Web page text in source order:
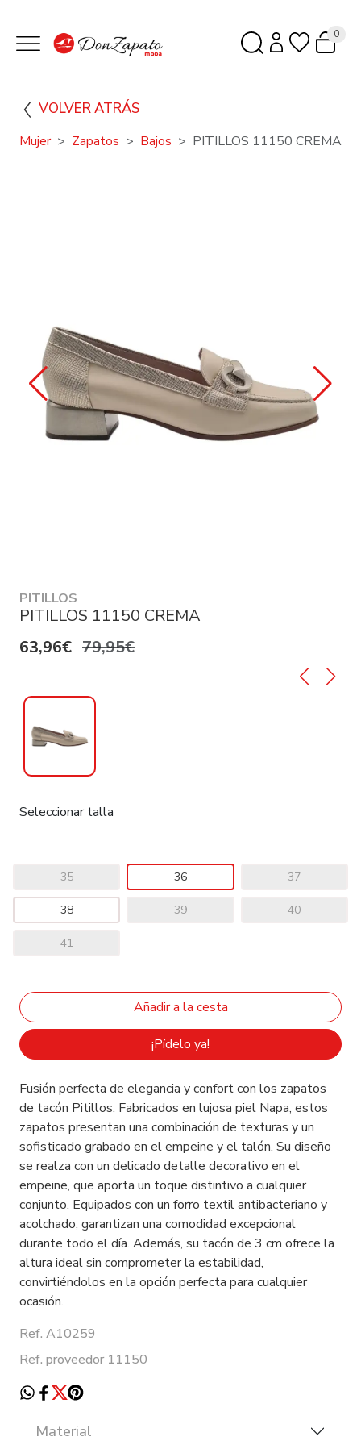
0
VOLVER ATRÁS
Mujer Zapatos Bajos PITILLOS 11150 CREMA
PITILLOS
PITILLOS 11150 CREMA
63,96€ 79,95€
Seleccionar talla
35 36 37
38 39 40
41
¡Pídelo ya!
Fusión perfecta de elegancia y confort con los zapatos
de tacón Pitillos. Fabricados en lujosa piel Napa, estos
zapatos presentan una combinación de texturas y un
sofisticado grabado en el empeine y el talón. Su diseño
se realza con un delicado detalle decorativo en el
empeine, que aporta un toque distintivo a cualquier
conjunto. Equipados con un forro textil antibacteriano y
acolchado, garantizan una comodidad excepcional
durante todo el día. Además, su tacón de 3 cm ofrece la
altura ideal sin comprometer la estabilidad,
convirtiéndolos en la opción perfecta para cualquier
ocasión.
Ref. A10259
Ref. proveedor 11150
Material